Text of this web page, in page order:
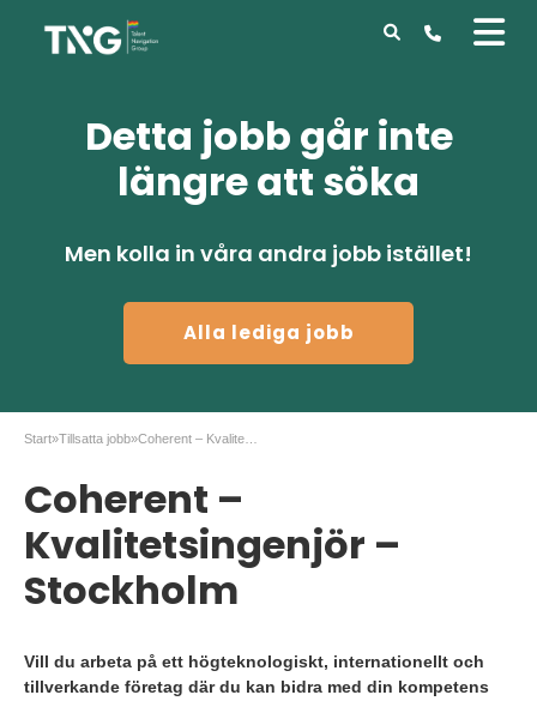
Detta jobb går inte
längre att söka
Men kolla in våra andra jobb istället!
Alla lediga jobb
Start»Tillsatta jobb»
Coherent –
Kvalitetsingenjör –
Stockholm
Vill du arbeta på ett högteknologiskt, internationellt och
tillverkande företag där du kan bidra med din kompetens